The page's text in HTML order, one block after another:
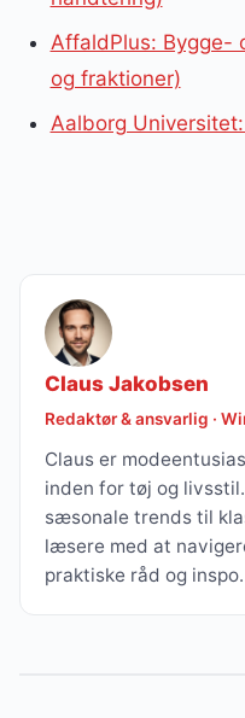
AffaldPlus: Bygge-
og fraktioner)
Aalborg
Claus Jakobsen
Redaktør & ansvarlig ·
Claus er
inden for tøj og
sæsonale trends til
læsere med at
praktiske råd og inspo.